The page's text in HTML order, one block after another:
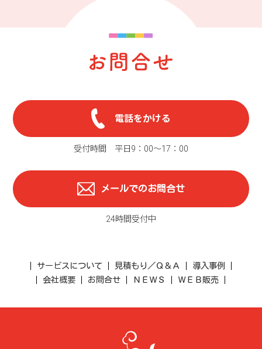
電話をかける
受付時間 平日9：00〜17：00
メールでのお問合せ
24時間受付中
サービスについて 見積もり／Ｑ＆Ａ
導入事例
会社概要
お問合せ ＮＥＷＳ ＷＥＢ販売